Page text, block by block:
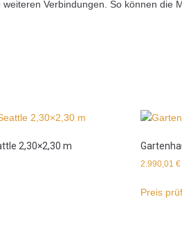
Verbindungen. So können die
2,30×2,30 m
2.990,01€
Preis